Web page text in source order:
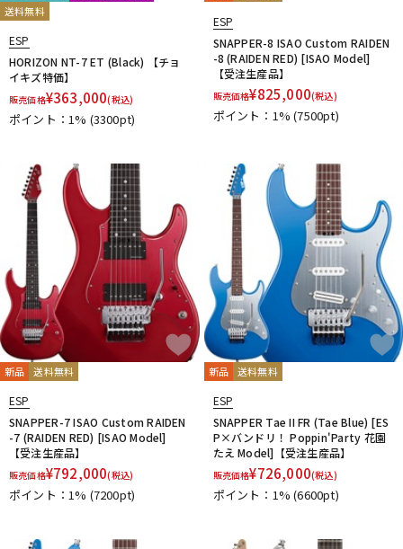
送料無料
ESP
HORIZON NT-7 ET (Black) 【チョ
イキズ特価】
販売価格¥363,000(税込)
ポイント：1% (3300pt)
ESP
SNAPPER-8 ISAO Custom RAIDEN
-8 (RAIDEN RED) [ISAO Model]
【受注生産品】
販売価格¥825,000(税込)
ポイント：1%(7500pt)
新品 送料無料
ESP
SNAPPER-7 ISAO Custom RAIDEN
-7 (RAIDEN RED) [ISAO Model]
【受注生産品】
販売価格¥792,000(税込)
ポイント：1% (7200pt)
新品 送料無料
ESP
SNAPPER Tae II FR (Tae Blue) [ES
P×バンドリ！ Poppin'Party 花園
たえ Model]【受注生産品】
販売価格¥726,000(税込)
ポイント：1%(6600pt)